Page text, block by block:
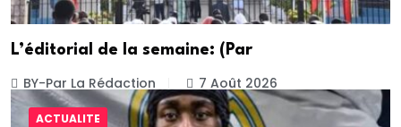
L’éditorial de la semaine: (Par
BY-Par La Rédaction 7 Août 2026
ACTUALITE